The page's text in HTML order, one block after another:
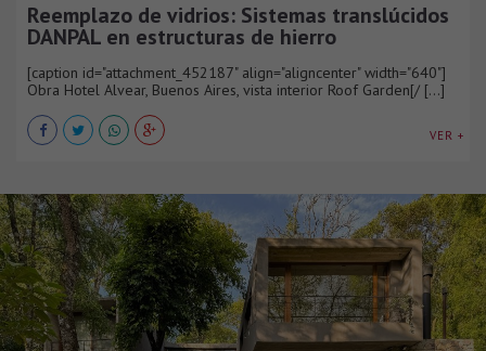
Reemplazo de vidrios: Sistemas translúcidos
DANPAL en estructuras de hierro
[caption id="attachment_452187" align="aligncenter" width="640"]
Obra Hotel Alvear, Buenos Aires, vista interior Roof Garden[/ [...]
VER +